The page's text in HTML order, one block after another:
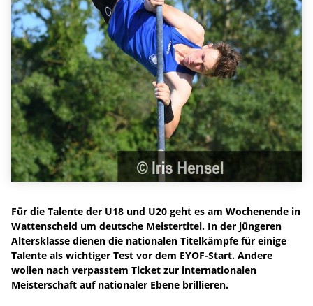
Für die Talente der U18 und U20 geht es am Wochenende in
Wattenscheid um deutsche Meistertitel. In der jüngeren
Altersklasse dienen die nationalen Titelkämpfe für einige
Talente als wichtiger Test vor dem EYOF-Start. Andere
wollen nach verpasstem Ticket zur internationalen
Meisterschaft auf nationaler Ebene brillieren.